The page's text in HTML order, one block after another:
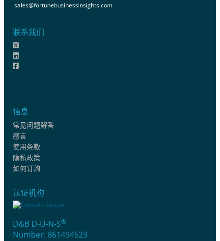
sales@fortunebusinessinsights.com
联系我们
信息
常见问题解答
感言
使用条款
隐私政策
如何订购
认证机构
D&B D-U-N-S®
Number: 861494523